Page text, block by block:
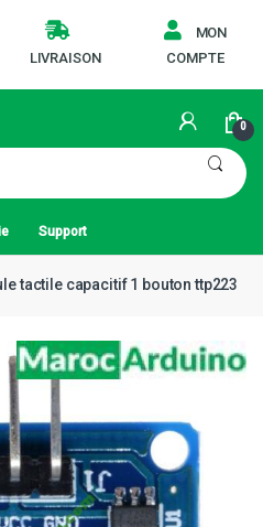
LIVRAISON
MON
COMPTE
0
Support
tactile capacitif 1 bouton ttp223